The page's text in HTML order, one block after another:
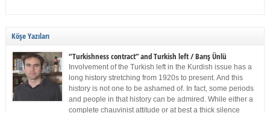
Köşe Yazıları
“Turkishness contract” and Turkish left / Barış Ünlü
Involvement of the Turkish left in the Kurdish issue has a
long history stretching from 1920s to present. And this
history is not one to be ashamed of. In fact, some periods
and people in that history can be admired. While either a
complete chauvinist attitude or at best a thick silence